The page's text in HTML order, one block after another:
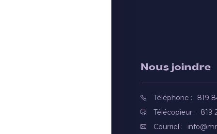
Nous joindre
Téléphone :
819
Télécopieur :
819
Courriel :